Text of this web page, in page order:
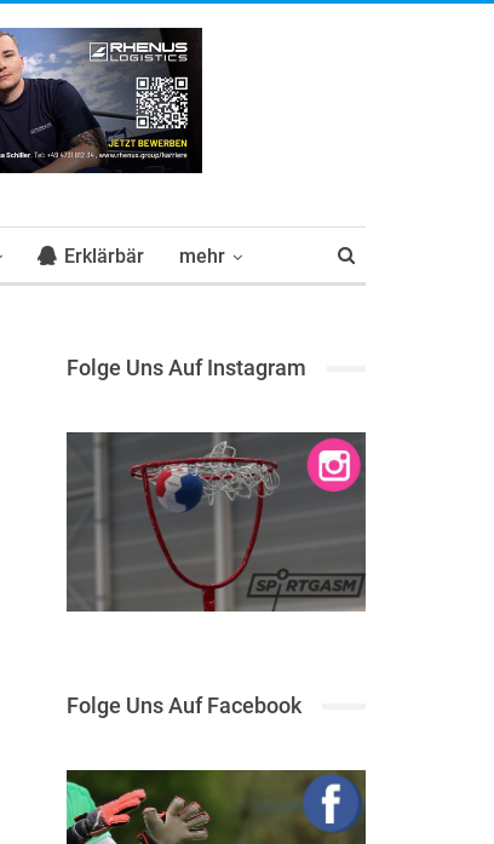
Erklärbär mehr
Folge Uns Auf Instagram
Folge Uns Auf Facebook